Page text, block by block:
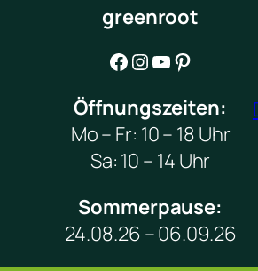
greenroot
Facebook Instagram YouTube Pinterest
Öffnungszeiten:
Mo – Fr: 10 – 18 Uhr
Sa: 10 – 14 Uhr
Sommerpause:
24.08.26 – 06.09.26